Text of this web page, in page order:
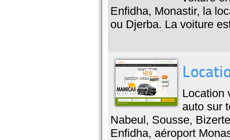
Enfidha, Monastir, la
ou Djerba. La voiture
Location
auto sur
Nabeul, Sousse,
Enfidha, aéroport